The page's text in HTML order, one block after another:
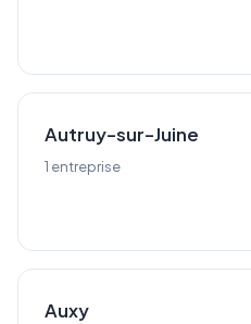
Autruy-sur-Juine
1 entreprise
Auxy